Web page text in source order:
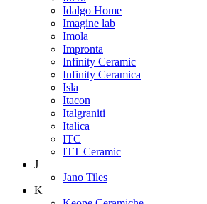
Idalgo Home
Imagine lab
Imola
Impronta
Infinity Ceramic
Infinity Ceramica
Isla
Itacon
Italgraniti
Italica
ITC
ITT Ceramic
J
Jano Tiles
K